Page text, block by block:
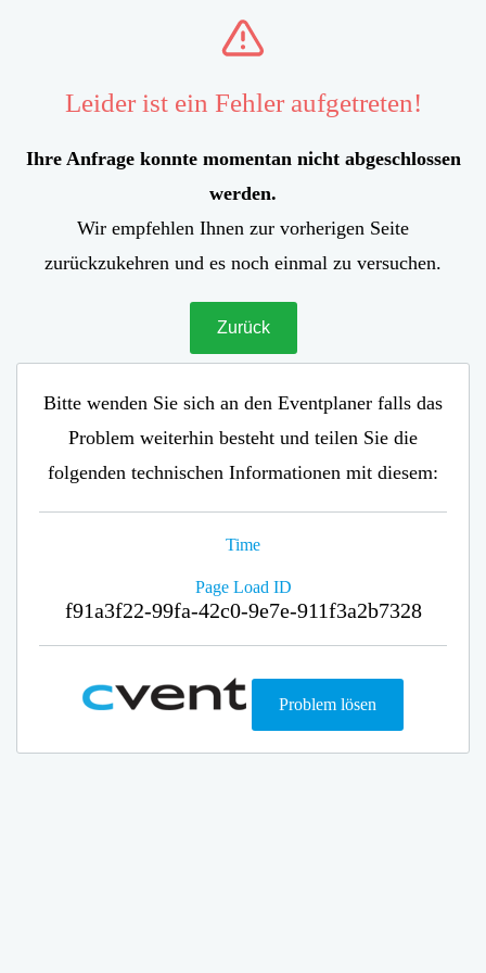
Leider ist ein Fehler aufgetreten!
Ihre Anfrage konnte momentan nicht abgeschlossen
werden.
Wir empfehlen Ihnen zur vorherigen Seite
zurückzukehren und es noch einmal zu versuchen.
Zurück
Bitte wenden Sie sich an den Eventplaner falls das
Problem weiterhin besteht und teilen Sie die
folgenden technischen Informationen mit diesem:
Time
Page Load ID
f91a3f22-99fa-42c0-9e7e-911f3a2b7328
Problem lösen